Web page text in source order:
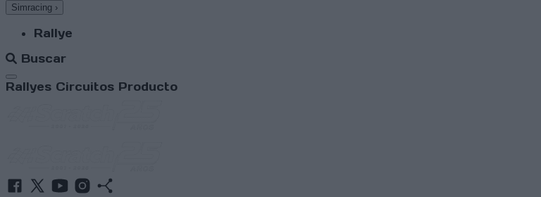
Simracing ›
Rallye
Buscar
Abrir menú
Rallyes Circuitos Producto